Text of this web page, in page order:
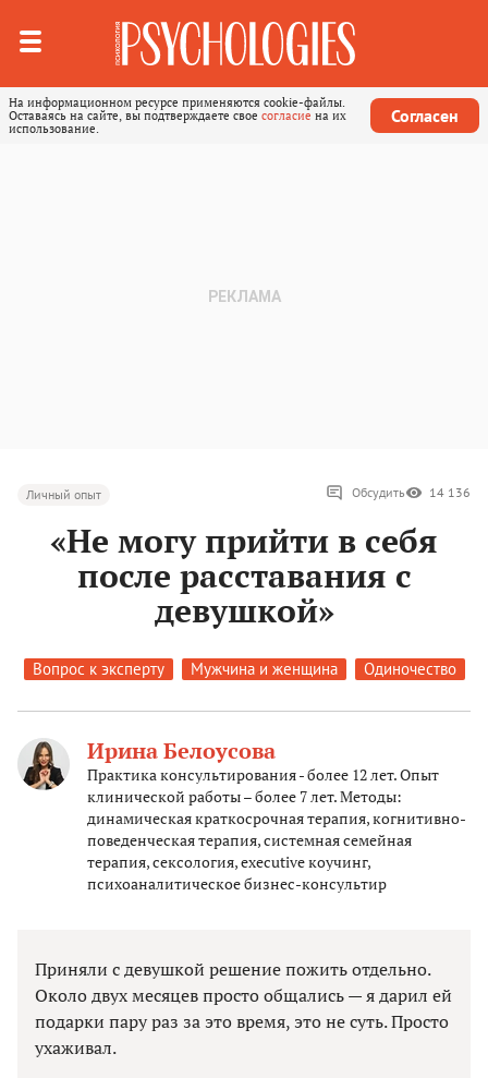
На информационном ресурсе применяются cookie-файлы.
Оставаясь на сайте, вы подтверждаете свое согласие на их
использование.
Согласен
Личный опыт Обсудить 14 136
«Не могу прийти в себя
после расставания с
девушкой»
Вопрос к эксперту Мужчина и женщина Одиночество
Ирина Белоусова
Практика консультирования - более 12 лет. Опыт
клинической работы – более 7 лет. Методы:
динамическая краткосрочная терапия, когнитивно-
поведенческая терапия, системная семейная
терапия, сексология, executive коучинг,
психоаналитическое бизнес-консультир
Приняли с девушкой решение пожить отдельно.
Около двух месяцев просто общались — я дарил ей
подарки пару раз за это время, это не суть. Просто
ухаживал.